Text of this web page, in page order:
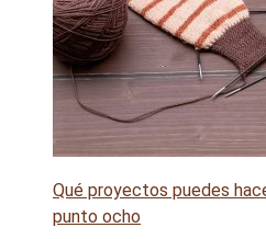
Qué proyectos puedes
punto ocho